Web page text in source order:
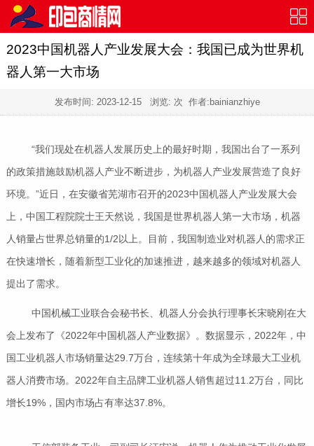
2023中国机器人产业发展大会：我国已成为世界机
器人第一大市场
发布时间: 2023-12-15浏览: 次 作者:bainianzhiye
“我们现处在机器人发展历史上的最好时期，我国出台了一系列
的政策措施鼓励机器人产业不断进步，为机器人产业发展营造了良好
环境。”近日，在安徽省芜湖市召开的2023中国机器人产业发展大会
上，中国工程院院士王天然说，我国是世界机器人第一大市场，机器
人销量占世界总销量的1/2以上。目前，我国制造业对机器人的需求正
在快速增长，随着新型工业化的加速推进，越来越多的领域对机器人
提出了需求。
中国机械工业联合会秘书长、机器人分会执行理事长宋晓刚在大
会上发布了《2022年中国机器人产业数据》。数据显示，2022年，中
国工业机器人市场销量达29.7万台，连续第十年成为全球最大工业机
器人消费市场。2022年自主品牌工业机器人销售超过11.2万台，同比
增长19%，国内市场占有率达37.8%。